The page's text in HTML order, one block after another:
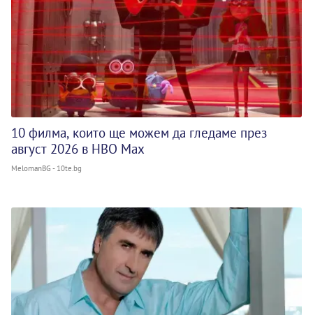
10 филма, които ще можем да гледаме през
август 2026 в HBO Max
MelomanBG - 10te.bg